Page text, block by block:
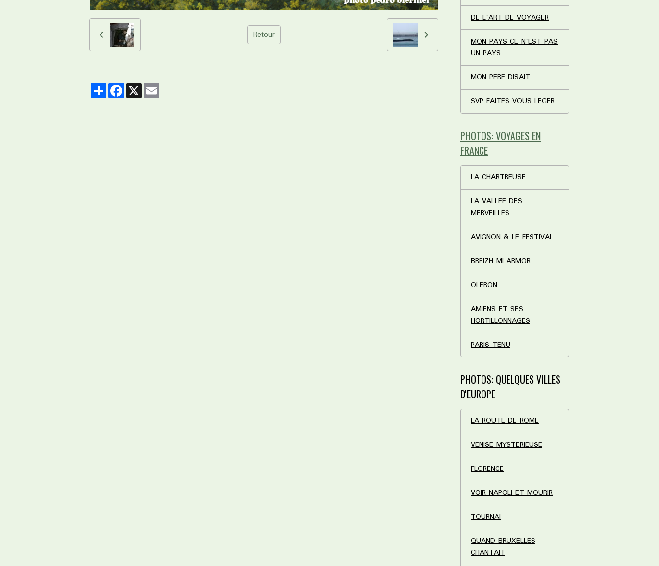
Retour
PartagerFacebook
X
DE L'ART DE VOYAGER
MON PAYS CE N'EST PAS
UN PAYS
MON PERE DISAIT
SVP FAITES VOUS LEGER
PHOTOS: VOYAGES EN
FRANCE
LA CHARTREUSE
LA VALLEE DES
MERVEILLES
AVIGNON & LE FESTIVAL
BREIZH MI ARMOR
OLERON
AMIENS ET SES
HORTILLONNAGES
PARIS TENU
PHOTOS: QUELQUES VILLES
D'EUROPE
LA ROUTE DE ROME
VENISE MYSTERIEUSE
FLORENCE
VOIR NAPOLI ET MOURIR
TOURNAI
QUAND BRUXELLES
CHANTAIT